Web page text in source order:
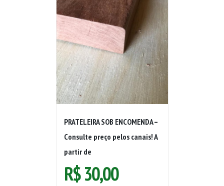
PRATELEIRA SOB ENCOMENDA –
Consulte preço pelos canais! A
partir de
R$30,00